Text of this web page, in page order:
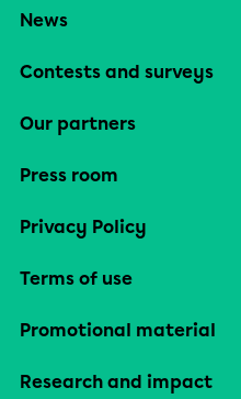
News
Contests and surveys
Our partners
Press room
Privacy Policy
Terms of use
Promotional material
Research and impact